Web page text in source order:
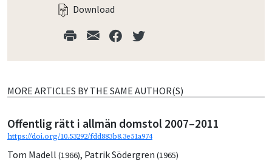
Download
MORE ARTICLES BY THE SAME AUTHOR(S)
Offentlig rätt i allmän domstol 2007–2011
https://doi.org/10.53292/fdd883b8.3e51a974
Tom Madell (1966), Patrik Södergren (1965)